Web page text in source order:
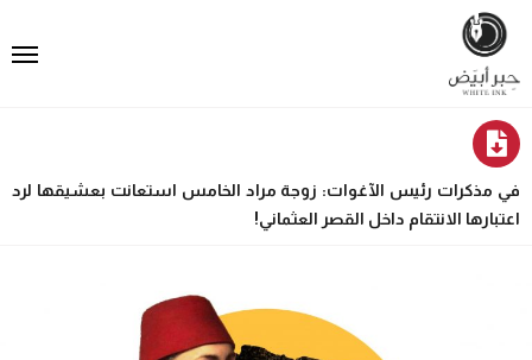
في مذكرات رئيس الآغوات: زوجة مراد الخامس استعانت بعشيقها لرد
اعتبارها الانتقام داخل القصر العثماني!